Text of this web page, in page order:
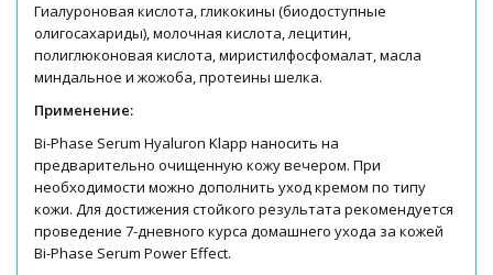
Гиалуроновая кислота, гликокины (биодоступные
олигосахариды), молочная кислота, лецитин,
полиглюконовая кислота, миристилфосфомалат, масла
миндальное и жожоба, протеины шелка.
Применение:
Bi-Phase Serum Hyaluron Klapp наносить на
предварительно очищенную кожу вечером. При
необходимости можно дополнить уход кремом по типу
кожи. Для достижения стойкого результата рекомендуется
проведение 7-дневного курса домашнего ухода за кожей
Bi-Phase Serum Power Effect.